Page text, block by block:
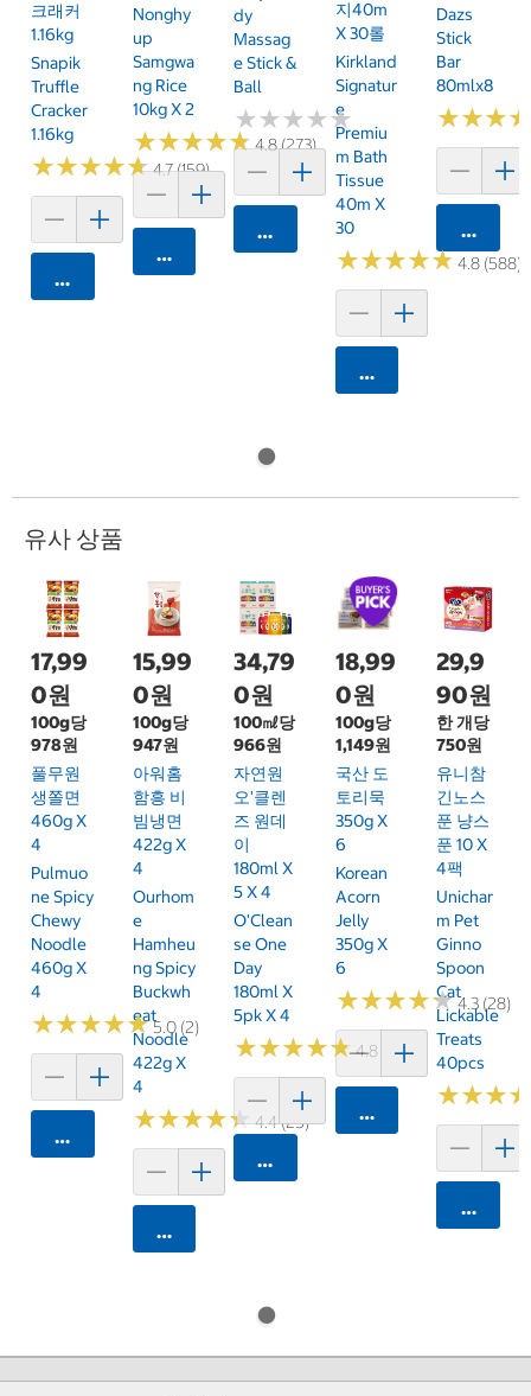
크래커
1.16kg
Snapik
Truffle
Cracker
1.16kg
★★★★★
★★★★★4.7 (159)
카트에 담기
Nonghy
Up
Samgwa
Ng Rice
10kg X 2
★★★★★
★★★★★4.8 (273)
카트에 담기
Dy
Massag
E Stick &
Ball
★★★★★
★★★★★
카트에 담기
지40m
X 30롤
Kirkland
Signatur
E
Premiu
M Bath
Tissue
40m X
30
★★★★★
★★★★★4.8 (588)
카트에 담기
Dazs
Stick
Bar
80mlx8
★★★
★★★
카트에
유사 상품
17,99
0원
100g당
978원
풀무원
생쫄면
460g X
4
Pulmuo
Ne Spicy
Chewy
Noodle
460g X
4
★★★★★
★★★★★5.0 (2)
카트에 담기
15,99
0원
100g당
947원
아워홈
함흥 비
빔냉면
422g X
4
Ourhom
E
Hamheu
Ng Spicy
Buckwh
Eat
Noodle
422g X
4
★★★★★
★★★★★4.4 (25)
카트에 담기
34,79
0원
100㎖당
966원
자연원
오'클렌
즈 원데
이
180ml X
5 X 4
O'Clean
Se One
Day
180ml X
5pk X 4
★★★★★
★★★★★4.8 (6)
카트에 담기
18,99
0원
100g당
1,149원
국산 도
토리묵
350g X
6
Korean
Acorn
Jelly
350g X
6
★★★★★
★★★★★4.3 (28)
카트에 담기
29,9
90원
한 개당
750원
유니참
긴노스
푼 냥스
푼 10 X
4팩
Unichar
M Pet
Ginno
Spoon
Cat
Lickable
Treats
40pcs
★★★
★★★
카트에